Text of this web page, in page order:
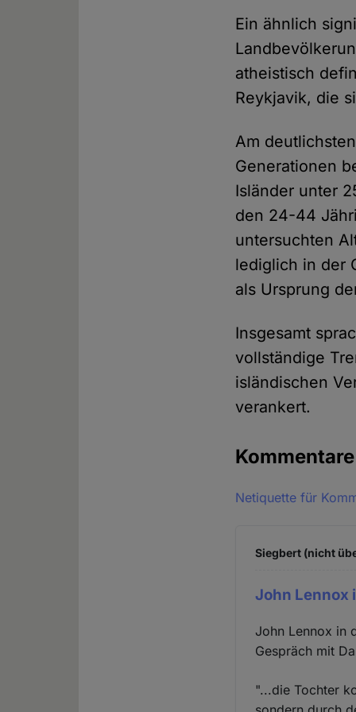
Ein ähnlich
atheistisch
Reykjavik, die
Am
Generationen
Isländer unter
den 24-44
untersuchten
lediglich in der
als Ursprung
Insgesamt
vollständige
isländischen
verankert.
Kommentare
Netiquette für
Siegbert (nicht
John Lennox
John Lennox in
Gespräch mit
"...die Tochter